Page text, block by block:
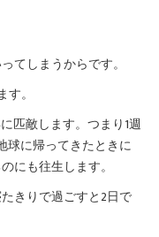
てしまうからです。
。
匹敵します。つまり1週
球に帰ってきたときに
にも往生します。
きりで過ごすと2日で